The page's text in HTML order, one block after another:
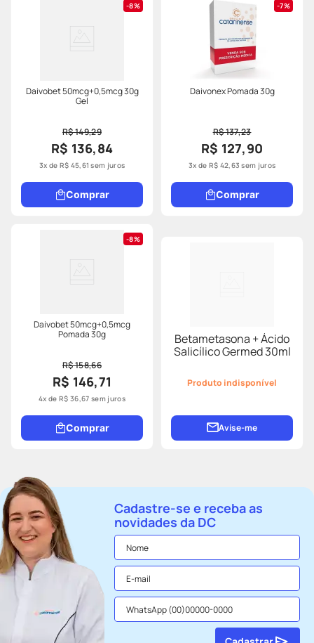
8%
Daivobet 50mcg+0,5mcg 30g
Gel
R$ 149,29
R$ 136,84
3x de R$ 45,61 sem juros
Comprar
7%
Daivonex Pomada 30g
R$ 137,23
R$ 127,90
3x de R$ 42,63 sem juros
Comprar
8%
Daivobet 50mcg+0,5mcg
Pomada 30g
R$ 158,66
R$ 146,71
4x deR$ 36,67 sem juros
Comprar
Betametasona + Ácido
Salicílico Germed 30ml
Produto indisponível
Avise-me
Cadastre-se e receba as
novidades da DC